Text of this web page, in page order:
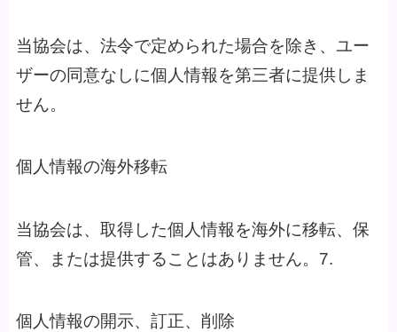
当協会は、法令で定められた場合を除き、ユー
ザーの同意なしに個人情報を第三者に提供しま
せん。
個人情報の海外移転
当協会は、取得した個人情報を海外に移転、保
管、または提供することはありません。7.
個人情報の開示、訂正、削除